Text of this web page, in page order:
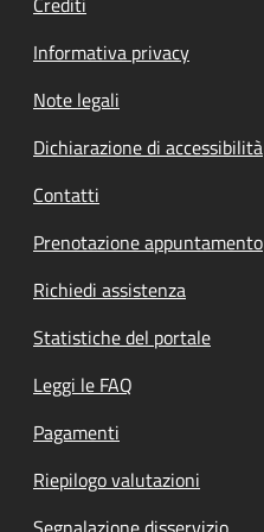
Informativa privacy
Note legali
Dichiarazione di accessibilità
Contatti
Prenotazione appuntamento
Richiedi assistenza
Statistiche del portale
Leggi le FAQ
Pagamenti
Riepilogo valutazioni